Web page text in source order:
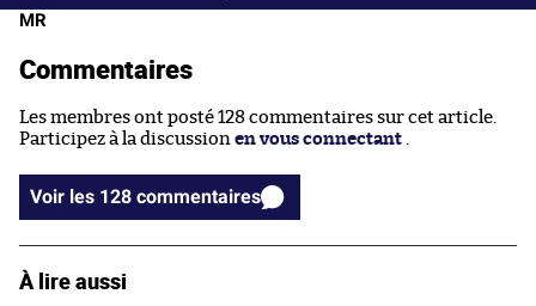
MR
Commentaires
Les membres ont posté 128 commentaires sur cet article.
Participez à la discussion en vous connectant
Voir les 128 commentaires
À lire aussi